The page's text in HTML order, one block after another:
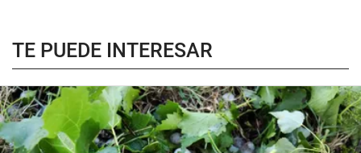
TE PUEDE INTERESAR